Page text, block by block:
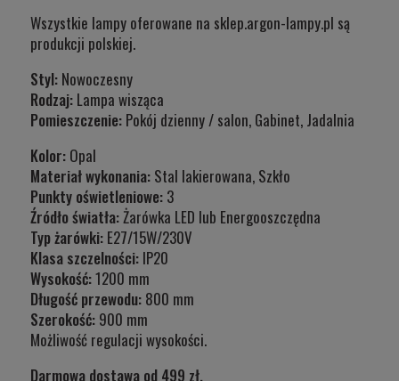
Wszystkie lampy oferowane na sklep.argon-lampy.pl są
produkcji polskiej.
Styl: Nowoczesny
Rodzaj: Lampa wisząca
Pomieszczenie: Pokój dzienny / salon, Gabinet, Jadalnia
Kolor: Opal
Materiał wykonania: Stal lakierowana, Szkło
Punkty oświetleniowe: 3
Źródło światła:Żarówka LED lub Energooszczędna
Typ żarówki: E27/15W/230V
Klasa szczelności: IP20
Wysokość:1200 mm
Długość przewodu: 800 mm
Szerokość: 900 mm
Możliwość regulacji wysokości.
Darmowa dostawa od 499 zł.